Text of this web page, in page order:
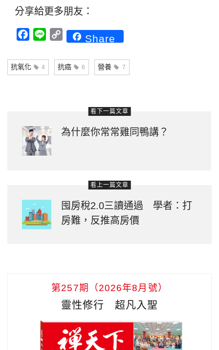
分享給更多朋友：
Facebook
Line CopyShare
抗氧化 4 抗癌 6 營養 7
看下一篇文章
為什麼你常常雞同鴨講？
看上一篇文章
囤房稅2.0三讀通過 學者：打
房難，反推高房價
第257期（2026年8月號）
靈性修行 超凡入聖